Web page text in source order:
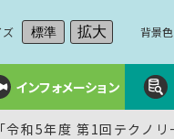
ズ 標準 拡大 背景色
インフォメーション
和5年度 第1回テクノ